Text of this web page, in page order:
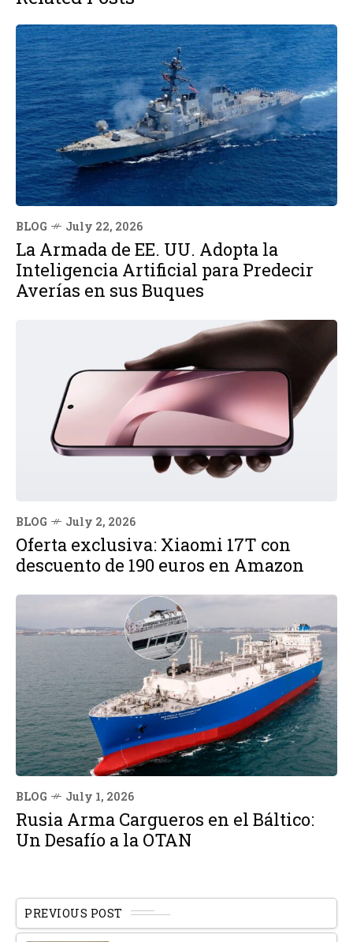
BLOG July 22, 2026
La Armada de EE. UU. Adopta la
Inteligencia Artificial para Predecir
Averías en sus Buques
BLOG July 2, 2026
Oferta exclusiva: Xiaomi 17T con
descuento de 190 euros en Amazon
BLOG July 1, 2026
Rusia Arma Cargueros en el Báltico:
Un Desafío a la OTAN
PREVIOUS POST